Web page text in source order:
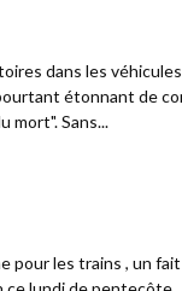
dans les
étonnant de
mort". Sans...
pour les trains , un